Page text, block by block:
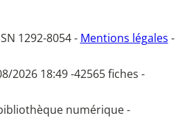
1292-8054 - Mentions légales -
2026 18:49 -42565 fiches -
numérique -